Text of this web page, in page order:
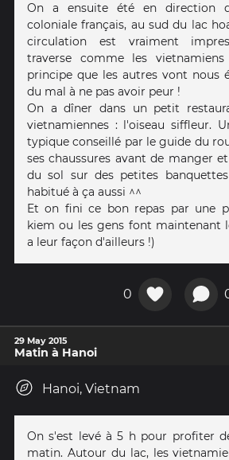
On a ensuite été en direction
coloniale français, au sud du lac
circulation est vraiment
traverse comme les
principe que les autres vont nous
du mal à ne pas avoir peur !
On a dîner dans un petit
vietnamiennes : l'oiseau siffleur.
typique conseillé par le guide du
ses chaussures avant de manger
du sol sur des petites
habitué à ça aussi ^^
Et on fini ce bon repas par une
kiem ou les gens font maintenant
a leur façon d'ailleurs !)
0
29 May 2015
Matin à Hanoi
Hanoi, Vietnam
On s'est levé à 5 h pour profiter
matin. Autour du lac, les